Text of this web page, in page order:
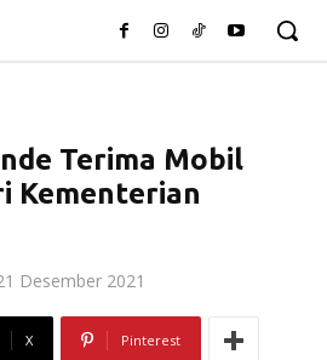
Terima Mobil
Kementerian
Desember 2021
X Pinterest